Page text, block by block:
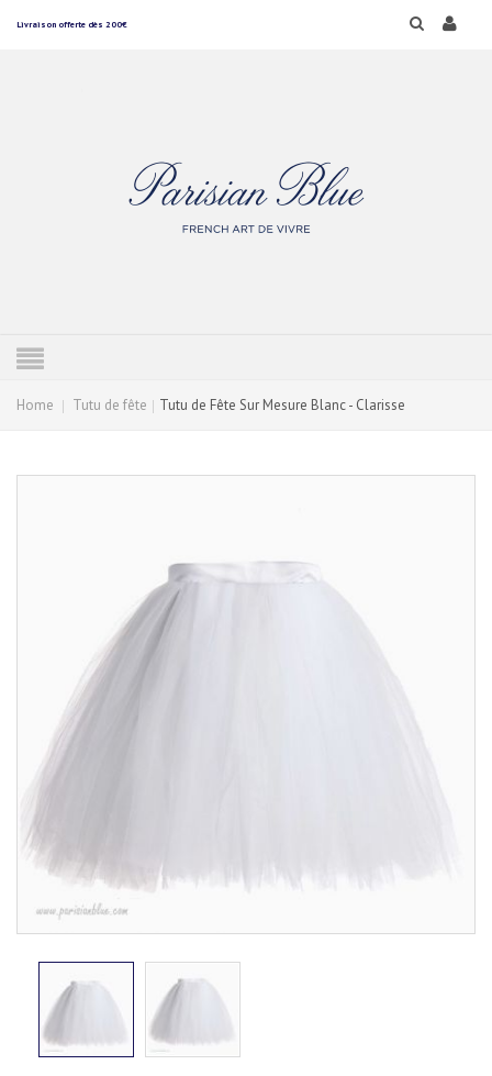
Livraison offerte dès 200€
Home Tutu de fête Tutu de Fête Sur Mesure Blanc - Clarisse